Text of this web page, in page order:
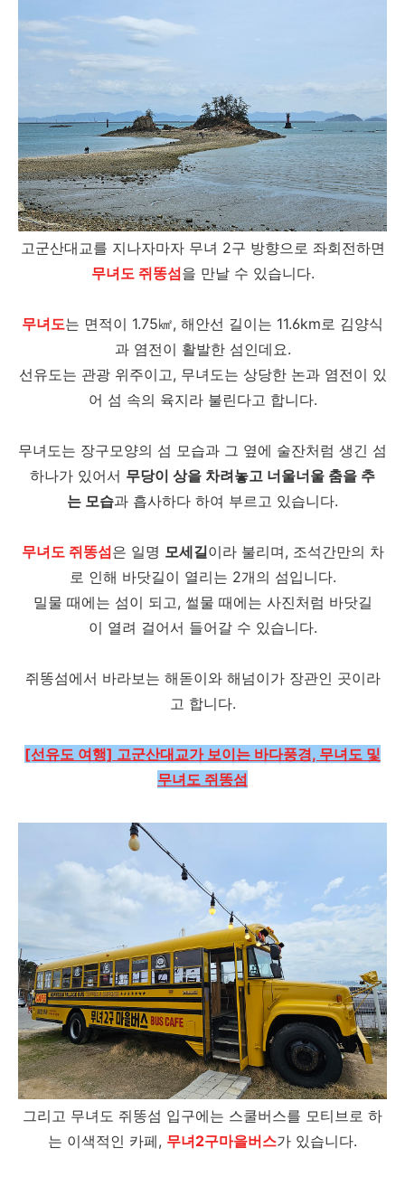
고군산대교를 지나자마자 무녀 2구 방향으로 좌회전하면
무녀도 쥐똥섬을 만날 수 있습니다.
무녀도는 면적이 1.75㎢, 해안선 길이는 11.6km로 김양식
과 염전이 활발한 섬인데요.
선유도는 관광 위주이고, 무녀도는 상당한 논과 염전이 있
어 섬 속의 육지라 불린다고 합니다.
무녀도는 장구모양의 섬 모습과 그 옆에 술잔처럼 생긴 섬
하나가 있어서 무당이 상을 차려놓고 너울너울 춤을 추
는 모습과 흡사하다 하여 부르고 있습니다.
무녀도 쥐똥섬은 일명 모세길이라 불리며, 조석간만의 차
로 인해 바닷길이 열리는 2개의 섬입니다.
밀물 때에는 섬이 되고, 썰물 때에는 사진처럼 바닷길
이 열려 걸어서 들어갈 수 있습니다.
쥐똥섬에서 바라보는 해돋이와 해넘이가 장관인 곳이라
고 합니다.
[선유도 여행] 고군산대교가 보이는 바다풍경, 무녀도 및
무녀도 쥐똥섬
그리고 무녀도 쥐똥섬 입구에는 스쿨버스를 모티브로 하
는 이색적인 카페, 무녀2구마을버스가 있습니다.